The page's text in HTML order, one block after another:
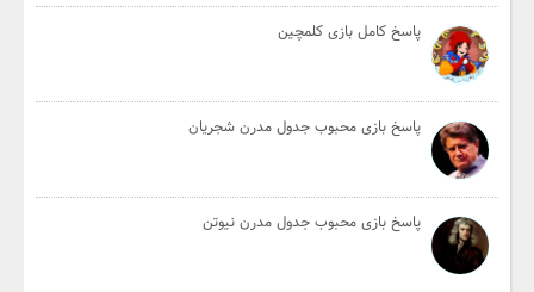
پاسخ کامل بازی کلمچین
پاسخ بازی محبوب جدول مدرن شجریان
پاسخ بازی محبوب جدول مدرن نیوتن